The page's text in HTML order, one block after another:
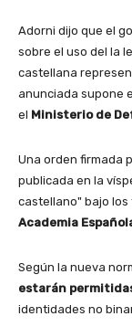
Adorni dijo que el
sobre el uso del la
castellana
anunciada supone
el Ministerio de
Una orden firmada
publicada en la
castellano" bajo los
Academia
Según la nueva
estarán
identidades no